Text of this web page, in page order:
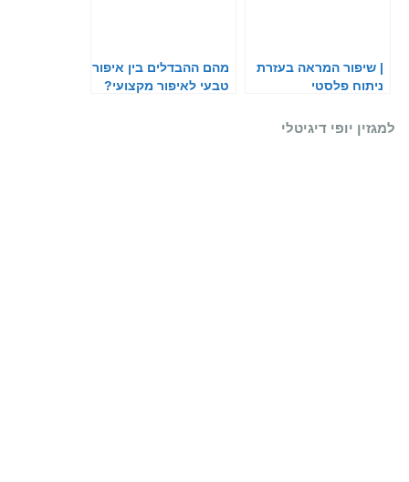
| שיפור המראה בעזרת
ניתוח פלסטי
מהם ההבדלים בין איפור
טבעי לאיפור מקצועי?
למגזין יופי דיגיטלי